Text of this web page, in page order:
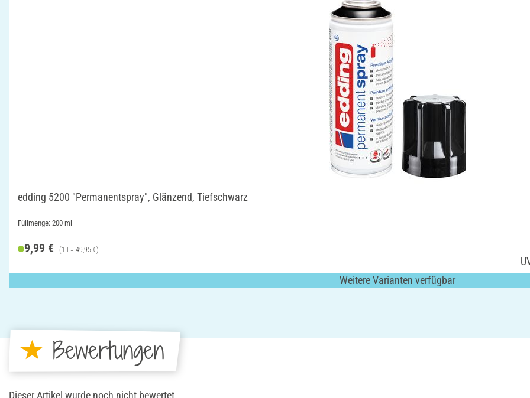
edding 5200 "Permanentspray", Glänzend, Tiefschwarz
Füllmenge: 200 ml
9,99 € (1 l = 49,95 €)
Weitere Varianten verfügbar
Bewertungen
Dieser Artikel wurde noch nicht bewertet.